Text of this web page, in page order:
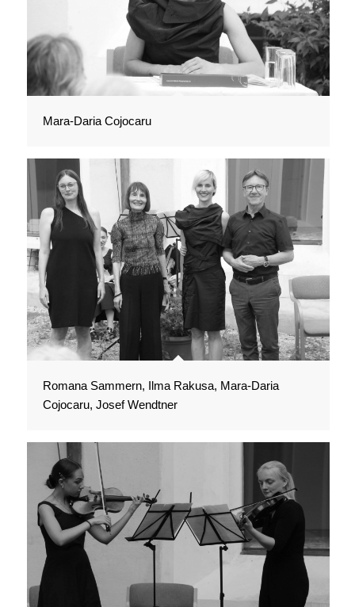
Mara-Daria Cojocaru
Romana Sammern, Ilma Rakusa, Mara-Daria
Cojocaru, Josef Wendtner